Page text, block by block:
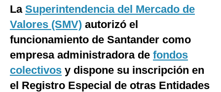
Mundo
EEUU
México
España
La Superintendencia del Mercado de
Valores (SMV) autorizó el
funcionamiento de Santander como
empresa administradora de fondos
colectivos y dispone su inscripción en
el Registro Especial de otras Entidades